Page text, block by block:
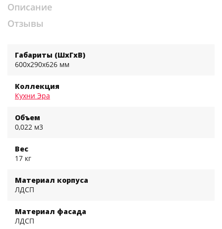
Описание
Отзывы
Габариты (ШхГхВ)
600x290x626 мм
Коллекция
Кухни Эра
Объем
0,022 м3
Вес
17 кг
Материал корпуса
ЛДСП
Материал фасада
ЛДСП